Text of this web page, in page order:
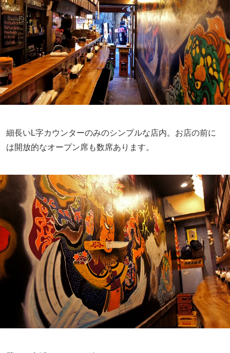
細長いL字カウンターのみのシンプルな店内。お店の前に
は開放的なオープン席も数席あります。